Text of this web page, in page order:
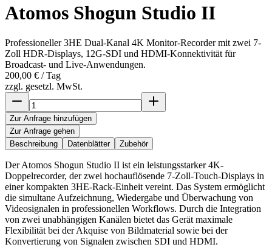
Atomos Shogun Studio II
Professioneller 3HE Dual-Kanal 4K Monitor-Recorder mit zwei 7-
Zoll HDR-Displays, 12G-SDI und HDMI-Konnektivität für
Broadcast- und Live-Anwendungen.
200,00 € / Tag
zzgl. gesetzl. MwSt.
Zur Anfrage hinzufügen
Zur Anfrage gehen
Beschreibung
Datenblätter Zubehör
Der Atomos Shogun Studio II ist ein leistungsstarker 4K-
Doppelrecorder, der zwei hochauflösende 7-Zoll-Touch-Displays in
einer kompakten 3HE-Rack-Einheit vereint. Das System ermöglicht
die simultane Aufzeichnung, Wiedergabe und Überwachung von
Videosignalen in professionellen Workflows. Durch die Integration
von zwei unabhängigen Kanälen bietet das Gerät maximale
Flexibilität bei der Akquise von Bildmaterial sowie bei der
Konvertierung von Signalen zwischen SDI und HDMI.